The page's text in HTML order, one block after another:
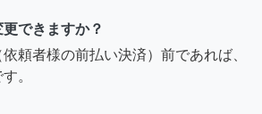
できますか？
頼者様の前払い決済）前であれば、
。